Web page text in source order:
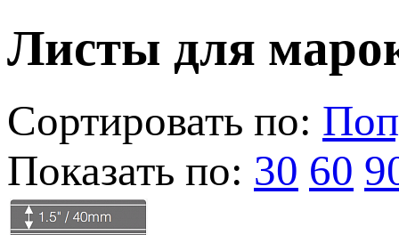
Листы для
Сортировать по:
Показать по: 30 60